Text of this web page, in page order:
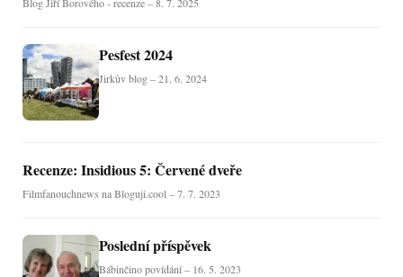
Pesfest 2024
Jirkův blog – 21. 6. 2024
Recenze: Insidious 5: Červené dveře
Filmfanouchnews na Bloguji.cool – 7. 7. 2023
Poslední příspěvek
Bábinčino povídání – 16. 5. 2023